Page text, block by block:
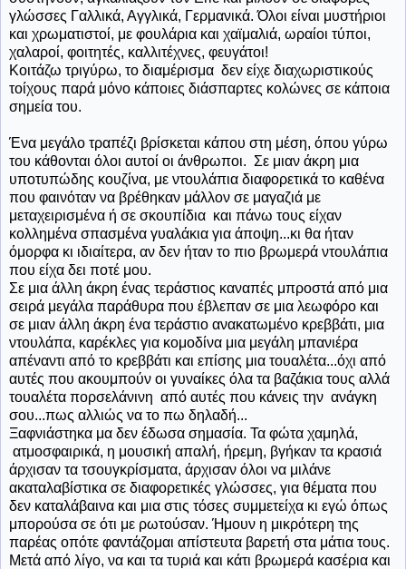
γλώσσες Γαλλικά, Αγγλικά, Γερμανικά. Όλοι είναι μυστήριοι
και χρωματιστοί, με φουλάρια και χαϊμαλιά, ωραίοι τύποι,
χαλαροί, φοιτητές, καλλιτέχνες, φευγάτοι!
Κοιτάζω τριγύρω, το διαμέρισμα δεν είχε διαχωριστικούς
τοίχους παρά μόνο κάποιες διάσπαρτες κολώνες σε κάποια
σημεία του.
Ένα μεγάλο τραπέζι βρίσκεται κάπου στη μέση, όπου γύρω
του κάθονται όλοι αυτοί οι άνθρωποι. Σε μιαν άκρη μια
υποτυπώδης κουζίνα, με ντουλάπια διαφορετικά το καθένα
που φαινόταν να βρέθηκαν μάλλον σε μαγαζιά με
μεταχειρισμένα ή σε σκουπίδια και πάνω τους είχαν
κολλημένα σπασμένα γυαλάκια για άποψη...κι θα ήταν
όμορφα κι ιδιαίτερα, αν δεν ήταν το πιο βρωμερά ντουλάπια
που είχα δει ποτέ μου.
Σε μια άλλη άκρη ένας τεράστιος καναπές μπροστά από μια
σειρά μεγάλα παράθυρα που έβλεπαν σε μια λεωφόρο και
σε μιαν άλλη άκρη ένα τεράστιο ανακατωμένο κρεββάτι, μια
ντουλάπα, καρέκλες για κομοδίνα μια μεγάλη μπανιέρα
απέναντι από το κρεββάτι και επίσης μια τουαλέτα...όχι από
αυτές που ακουμπούν οι γυναίκες όλα τα βαζάκια τους αλλά
τουαλέτα πορσελάνινη από αυτές που κάνεις την ανάγκη
σου...πως αλλιώς να το πω δηλαδή...
Ξαφνιάστηκα μα δεν έδωσα σημασία. Τα φώτα χαμηλά,
ατμοσφαιρικά, η μουσική απαλή, ήρεμη, βγήκαν τα κρασιά
άρχισαν τα τσουγκρίσματα, άρχισαν όλοι να μιλάνε
ακαταλαβίστικα σε διαφορετικές γλώσσες, για θέματα που
δεν καταλάβαινα και μια στις τόσες συμμετείχα κι εγώ όπως
μπορούσα σε ότι με ρωτούσαν. Ήμουν η μικρότερη της
παρέας οπότε φαντάζομαι απίστευτα βαρετή στα μάτια τους.
Μετά από λίγο, να και τα τυριά και κάτι βρωμερά κασέρια και